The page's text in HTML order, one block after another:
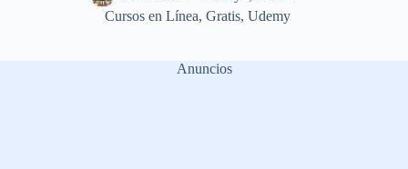
Cursos en Línea,Gratis,Udemy
Anuncios